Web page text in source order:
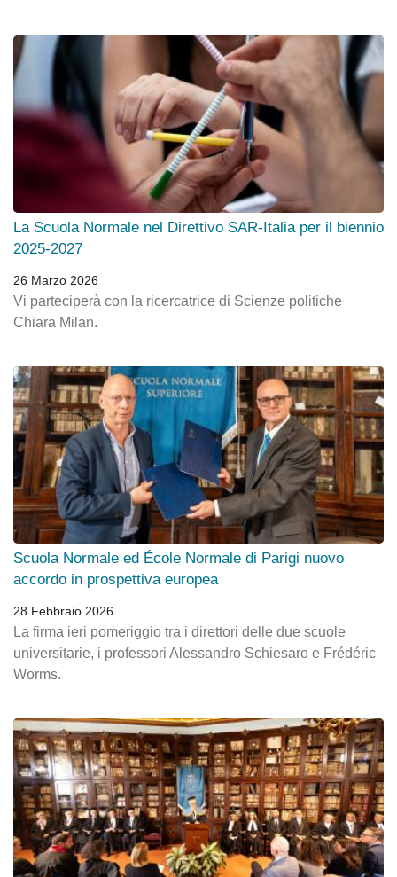
La Scuola Normale nel Direttivo SAR-Italia per il biennio
2025-2027
26 Marzo 2026
Vi parteciperà con la ricercatrice di Scienze politiche
Chiara Milan.
Scuola Normale ed École Normale di Parigi nuovo
accordo in prospettiva europea
28 Febbraio 2026
La firma ieri pomeriggio tra i direttori delle due scuole
universitarie, i professori Alessandro Schiesaro e Frédéric
Worms.